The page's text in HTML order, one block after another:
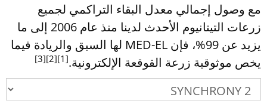
مع وصول إجمالي معدل البقاء التراكمي لجميع
زرعات التيتانيوم الأحدث لدينا منذ عام 2006 إلى ما
يزيد عن 99%، فإن MED-EL لها السبق والريادة فيما
يخص موثوقية زرعة القوقعة الإلكترونية.‎[1]
[2]
[3]